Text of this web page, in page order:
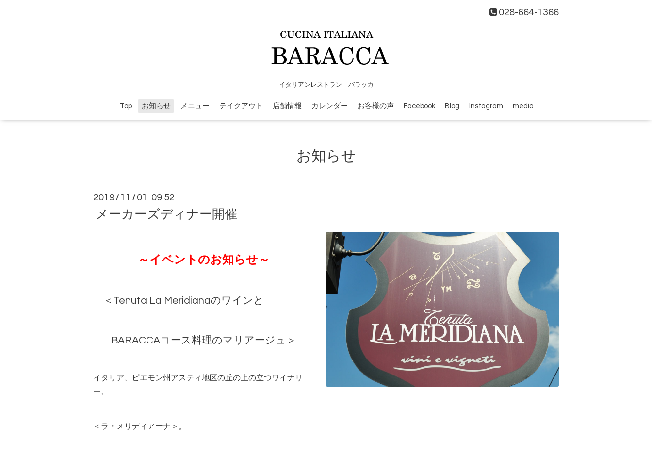
028-664-1366
イタリアンレストラン バラッカ
Top お知らせ メニュー テイクアウト 店舗情報 カレンダー お客様の声 Facebook Blog Instagram media
お知らせ
2019 / 11 / 01 09:52
メーカーズディナー開催
～イベントのお知らせ～
＜ Tenuta La Meridianaのワインと
BARACCAコース料理のマリアージュ＞
イタリア、ピエモン州アスティ地区の丘の上の立つワイナリ
ー、
＜ラ・メリディアーナ＞。